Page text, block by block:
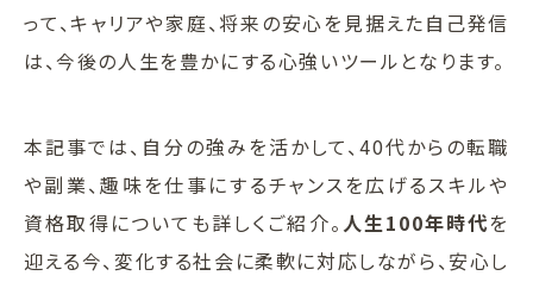
って、キャリアや家庭、将来の安心を見据えた自己発信
は、今後の人生を豊かにする心強いツールとなります。
本記事では、自分の強みを活かして、40代からの転職
や副業、趣味を仕事にするチャンスを広げるスキルや
資格取得についても詳しくご紹介。 人生100年時代を
迎える今、変化する社会に柔軟に対応しながら、安心し